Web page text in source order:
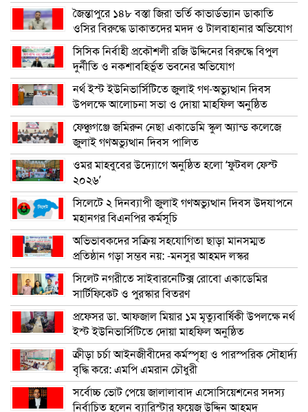
জৈন্তাপুরে ১৪৮ বস্তা জিরা ভর্তি কাভার্ডভ্যান ডাকাতি
ওসির বিরুদ্ধে ডাকাতদের মদদ ও টালবাহানার অভিযোগ
সিসিক নির্বাহী প্রকৌশলী রজি উদ্দিনের বিরুদ্ধে বিপুল
দুর্নীতি ও নকশাবহির্ভূত ভবনের অভিযোগ
নর্থ ইস্ট ইউনিভার্সিটিতে জুলাই গণ-অভ্যুত্থান দিবস
উপলক্ষে আলোচনা সভা ও দোয়া মাহফিল অনুষ্ঠিত
ফেঞ্চুগঞ্জে জমিরুন নেছা একাডেমি স্কুল অ্যান্ড কলেজে
জুলাই গণঅভ্যুত্থান দিবস পালিত
ওমর মাহবুবের উদ্যোগে অনুষ্ঠিত হলো ‘ফুটবল ফেস্ট
২০২৬’
সিলেটে ২ দিনব্যাপী জুলাই গণঅভ্যুত্থান দিবস উদযাপনে
মহানগর বিএনপির কর্মসূচি
অভিভাবকদের সক্রিয় সহযোগিতা ছাড়া মানসম্মত
প্রতিষ্ঠান গড়া সম্ভব নয়: -মনসুর আহমদ লস্কর
সিলেট নগরীতে সাইবারনেটিক্স রোবো একাডেমির
সার্টিফিকেট ও পুরস্কার বিতরণ
প্রফেসর ডা. আফজাল মিয়ার ১ম মৃত্যুবার্ষিকী উপলক্ষে নর্থ
ইস্ট ইউনিভার্সিটিতে দোয়া মাহফিল অনুষ্ঠিত
ক্রীড়া চর্চা আইনজীবীদের কর্মস্পৃহা ও পারস্পরিক সৌহার্দ্য
বৃদ্ধি করে: এমপি এমরান চৌধুরী
সর্বোচ্চ ভোট পেয়ে জালালাবাদ এসোসিয়েশনের সদস্য
নির্বাচিত হলেন ব্যারিস্টার ফয়েজ উদ্দিন আহমদ